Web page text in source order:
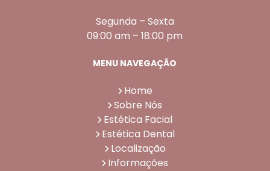
Segunda – Sexta
09:00 am – 18:00 pm
MENU NAVEGAÇÃO
Home
Sobre Nós
Estética Facial
Estética Dental
Localização
Informações